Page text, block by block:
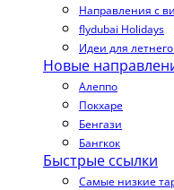
Направления с
flydubai Holidays
Идеи для
Новые
Алеппо
Покхаре
Бенгази
Бангкок
Быстрые ссылки
Самые низкие